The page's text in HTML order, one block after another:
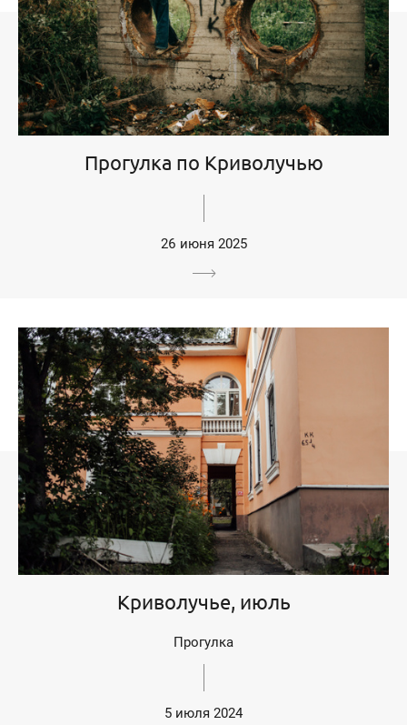
Прогулка по Криволучью
26 июня 2025
Криволучье, июль
Прогулка
5 июля 2024